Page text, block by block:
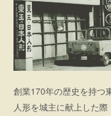
創業170年の歴史を持つ
人形を城主に献上した際